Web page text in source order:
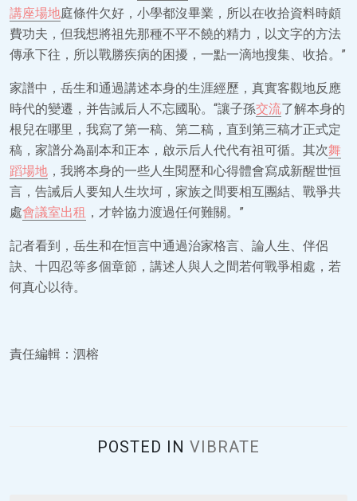
講座場地庭條件欠好，小學都沒畢業，所以在收拾資料時頗
費功夫，但我想將祖先那種不平不饒的精力，以文字的方法
傳承下往，所以戰勝疾病的困擾，一點一滴地搜集、收拾。”
家譜中，岳生和通過講述本身的生涯經歷，真實客觀地反應
時代的變遷，并告誡后人不忘國恥。“讓子孫交流了解本身的
根兒在哪里，我寫了第一稿、第二稿，直到第三稿才正式定
稿，家譜分為副本和正本，啟示后人代代有祖可循。其次舞
蹈場地 ，我將本身的一些人生閱歷和心得體會寫成新醒世恒
言，告誡后人要知人生坎坷，家族之間要相互團結、戰爭共
處會議室出租 ，才幹協力渡過任何難關。”
記者看到，岳生和在恒言中通過治家格言、論人生、伴侶
訣、十四忍等多個章節，講述人與人之間若何戰爭相處，若
何真心以待。
責任編輯：泗榕
POSTED IN VIBRATE